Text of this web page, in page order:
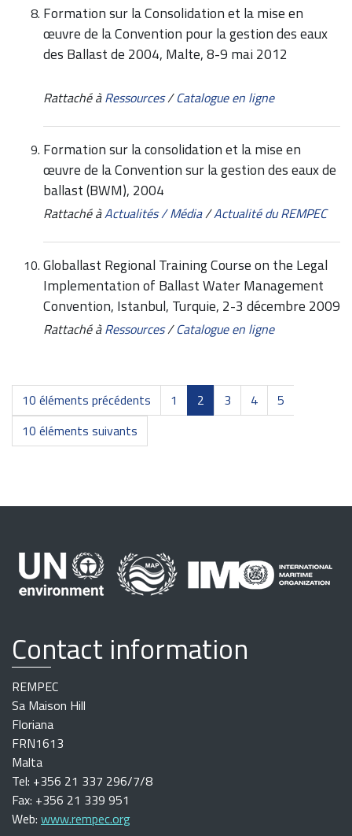
Formation sur la Consolidation et la mise en
œuvre de la Convention pour la gestion des eaux
des Ballast de 2004, Malte, 8-9 mai 2012
Rattaché à Ressources/Catalogue en ligne
Formation sur la consolidation et la mise en
œuvre de la Convention sur la gestion des eaux de
ballast (BWM), 2004
Rattaché àActualités / Média/Actualité du REMPEC
Globallast Regional Training Course on the Legal
Implementation of Ballast Water Management
Convention, Istanbul, Turquie, 2-3 décembre 2009
Rattaché à Ressources/Catalogue en ligne
10 éléments précédents 1 2 3 4
5
10 éléments suivants
Contact information
REMPEC
Sa Maison Hill
Floriana
FRN1613
Malta
Tel: +356 21 337 296/7/8
Fax: +356 21 339 951
Web: www.rempec.org